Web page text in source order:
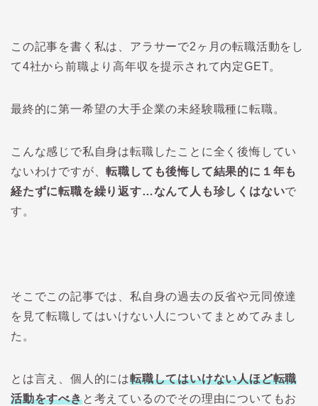
この記事を書く私は、アラサーで2ヶ月の転職活動をし
て4社から前職より高年収を提示されて内定GET。
最終的に第一希望の大手企業の未経験職種に転職。
こんな感じで私自身は転職したことに全く後悔してい
ないわけですが、転職しても後悔して結果的に１年も
経たずに転職を繰り返す…なんて人も珍しくはないで
す。
そこでこの記事では、私自身の過去の反省や元同僚達
を見て転職してはいけない人についてまとめてみまし
た。
とは言え、個人的には転職してはいけない人ほど転職
活動をすべきと考えているのでその理由についてもお